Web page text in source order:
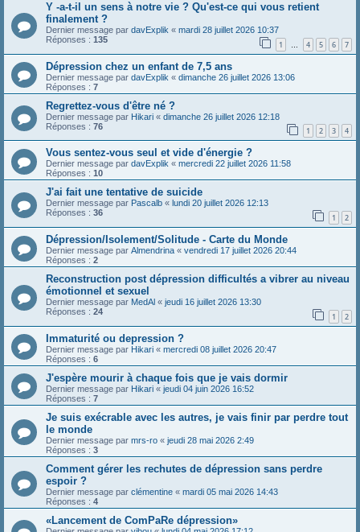
Y -a-t-il un sens à notre vie ? Qu'est-ce qui vous retient
finalement ?
Dernier message par davExplik « mardi 28 juillet 2026 10:37
Réponses : 135 1 … 4 5 6 7
Dépression chez un enfant de 7,5 ans
Dernier message par davExplik « dimanche 26 juillet 2026 13:06
Réponses : 7
Regrettez-vous d'être né ?
Dernier message par Hikari « dimanche 26 juillet 2026 12:18
Réponses : 76 1 2 3 4
Vous sentez-vous seul et vide d'énergie ?
Dernier message par davExplik « mercredi 22 juillet 2026 11:58
Réponses : 10
J'ai fait une tentative de suicide
Dernier message par Pascalb « lundi 20 juillet 2026 12:13
Réponses : 36 1 2
Dépression/Isolement/Solitude - Carte du Monde
Dernier message par Almendrina « vendredi 17 juillet 2026 20:44
Réponses : 2
Reconstruction post dépression difficultés a vibrer au niveau
émotionnel et sexuel
Dernier message par MedAl « jeudi 16 juillet 2026 13:30
Réponses : 24 1 2
Immaturité ou depression ?
Dernier message par Hikari « mercredi 08 juillet 2026 20:47
Réponses : 6
J'espère mourir à chaque fois que je vais dormir
Dernier message par Hikari « jeudi 04 juin 2026 16:52
Réponses : 7
Je suis exécrable avec les autres, je vais finir par perdre tout
le monde
Dernier message par mrs-ro « jeudi 28 mai 2026 2:49
Réponses : 3
Comment gérer les rechutes de dépression sans perdre
espoir ?
Dernier message par clémentine « mardi 05 mai 2026 14:43
Réponses : 4
«Lancement de ComPaRe dépression»